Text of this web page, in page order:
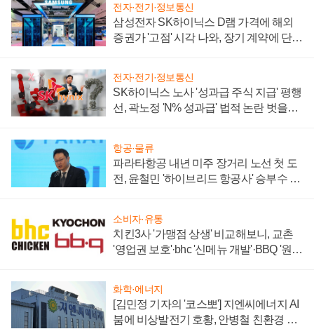
전자·전기·정보통신
삼성전자 SK하이닉스 D램 가격에 해외
증권가 '고점' 시각 나와, 장기 계약에 단점
전자·전기·정보통신
SK하이닉스 노사 '성과급 주식 지급' 평행
선, 곽노정 'N% 성과급' 법적 논란 벗을지
항공·물류
파라타항공 내년 미주 장거리 노선 첫 도
전, 윤철민 '하이브리드 항공사' 승부수 통
소비자·유통
치킨3사 '가맹점 상생' 비교해보니, 교촌
'영업권 보호'·bhc '신메뉴 개발'·BBQ '원가
화학·에너지
[김민정 기자의 '코스뽀'] 지엔씨에너지 AI
붐에 비상발전기 호황, 안병철 친환경 에